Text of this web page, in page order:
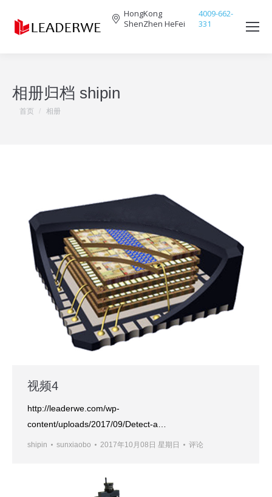
HongKong
ShenZhen HeFei
4009-662-
331
相册归档 shipin
您在这里：
首页 相册
视频4
http://leaderwe.com/wp-
content/uploads/2017/09/Detect-a…
shipin sunxiaobo 2017年10月08日 星期日 评论